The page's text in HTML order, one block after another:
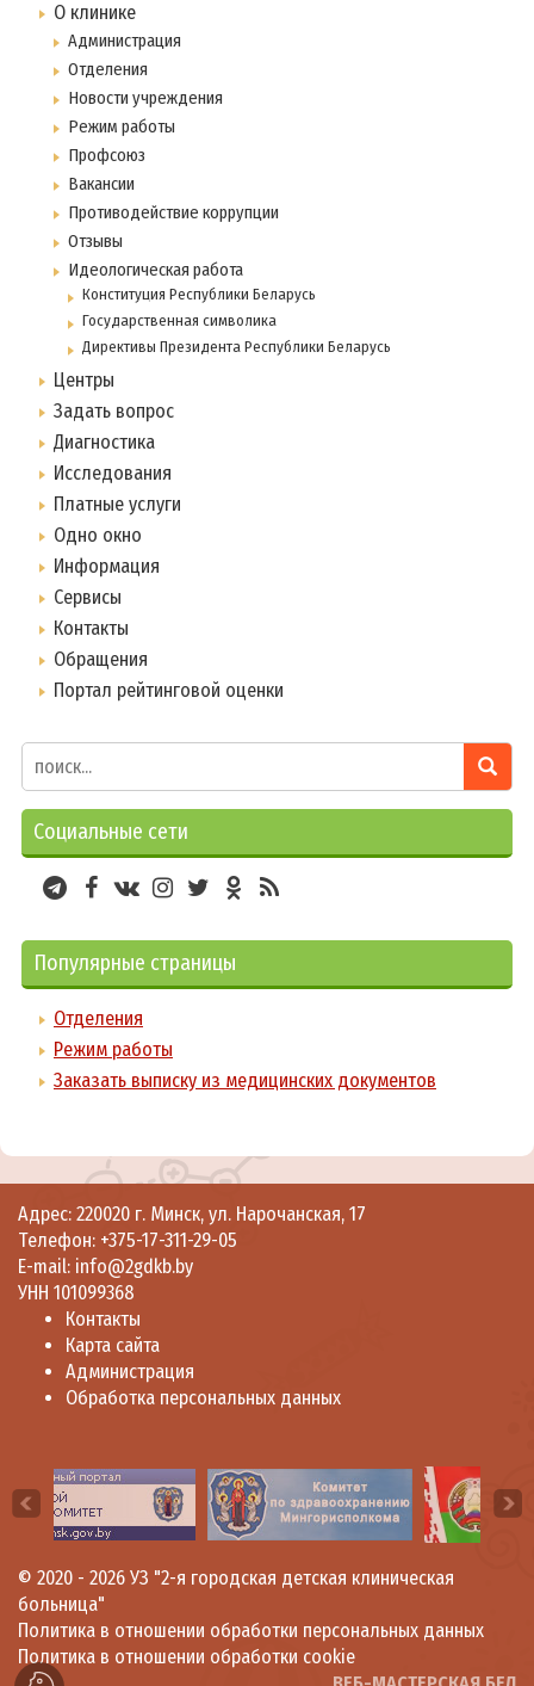
О клинике
Администрация
Отделения
Новости учреждения
Режим работы
Профсоюз
Вакансии
Противодействие коррупции
Отзывы
Идеологическая работа
Конституция Республики Беларусь
Государственная символика
Директивы Президента Республики Беларусь
Центры
Задать вопрос
Диагностика
Исследования
Платные услуги
Одно окно
Информация
Сервисы
Контакты
Обращения
Портал рейтинговой оценки
Социальные сети
Популярные страницы
Отделения
Режим работы
Заказать выписку из медицинских документов
Адрес: 220020 г. Минск, ул. Нарочанская, 17
Телефон: +375-17-311-29-05
E-mail: info@2gdkb.by
УНН 101099368
Контакты
Карта сайта
Администрация
Обработка персональных данных
© 2020 - 2026 УЗ "2-я городская детская клиническая
больница"
Политика в отношении обработки персональных данных
Политика в отношении обработки cookie